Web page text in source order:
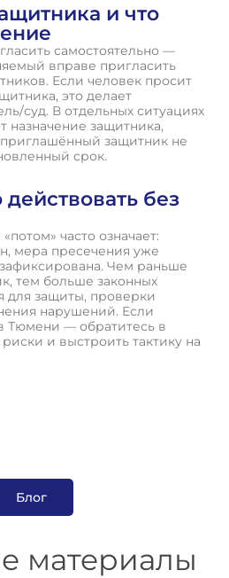
и что
самостоятельно —
вправе пригласить
Если человек просит
это делает
суд. В отдельных ситуациях
назначение защитника,
приглашённый защитник не
срок.
без
часто означает:
мера пресечения уже
Чем раньше
тем больше законных
для защиты, проверки
нарушений. Если
Тюмени — обратитесь в
и выстроить тактику на
Блог
материалы